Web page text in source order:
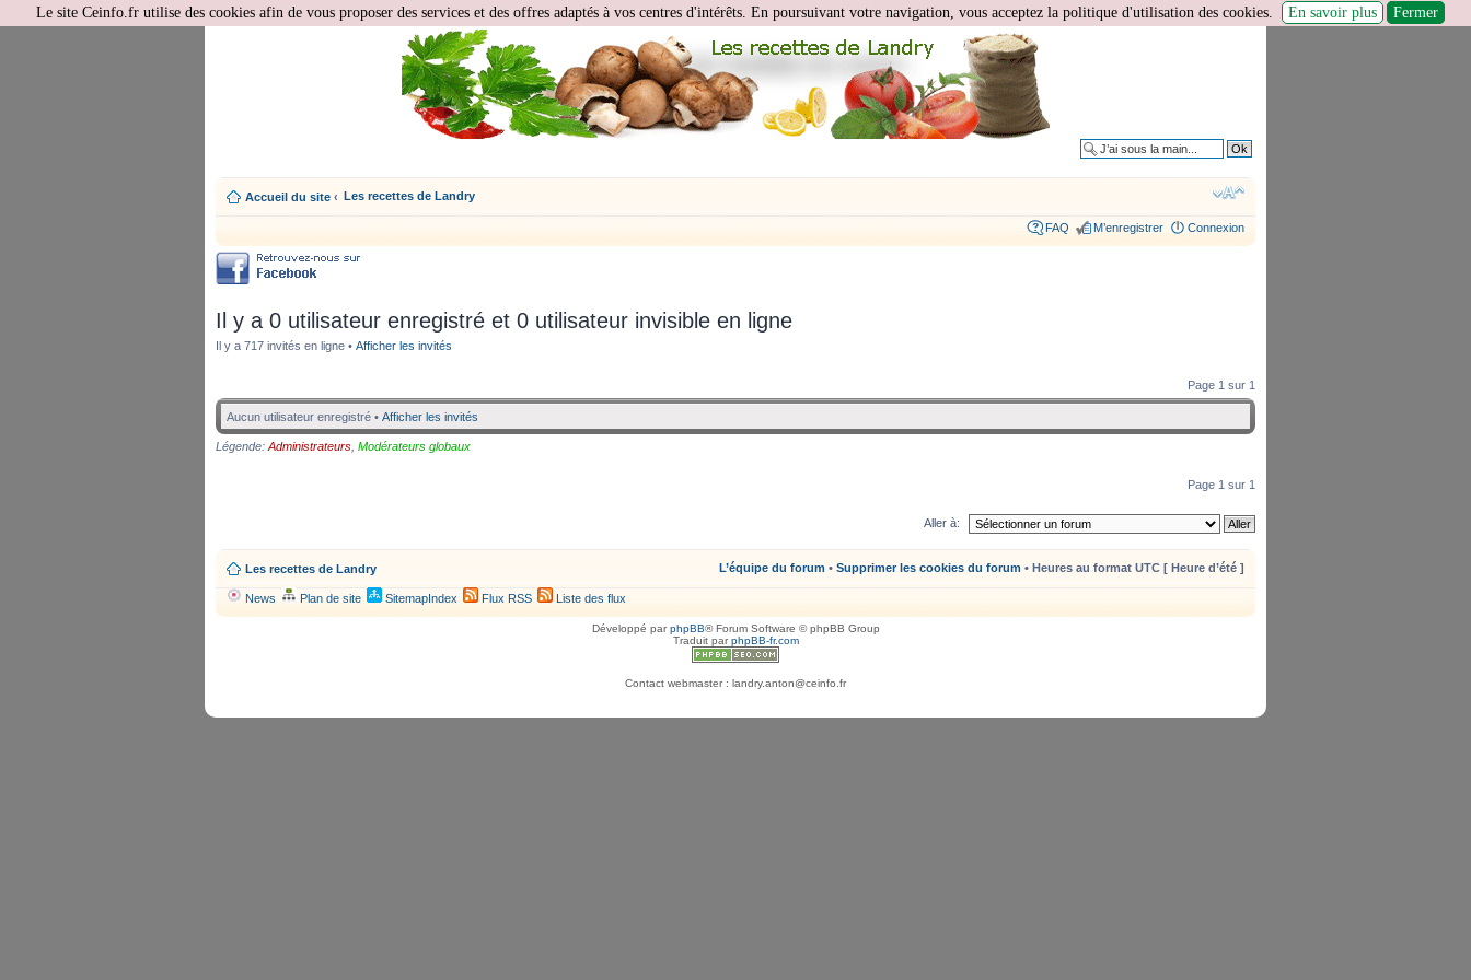
Accueil du site ‹ Les recettes de Landry
FAQ M’enregistrer Connexion
Il y a 0 utilisateur enregistré et 0 utilisateur invisible en ligne
Il y a 717 invités en ligne • Afficher les invités
Page 1 sur 1
Aucun utilisateur enregistré • Afficher les invités
Légende: Administrateurs Modérateurs globaux
Page 1 sur 1
Aller à:
Les recettes de Landry L’équipe du forum • Supprimer les cookies du forum • Heures au format UTC [ Heure d’été ]
News Plan de site SitemapIndex Flux RSS Liste des flux
Développé parphpBB® Forum Software © phpBB Group
Traduit parphpBB-fr.com
Contact webmaster : landry.anton@ceinfo.fr
Le site Ceinfo.fr utilise des cookies afin de vous proposer des services et des offres adaptés à vos centres d'intérêts. En poursuivant votre navigation, vous acceptez la politique d'utilisation des cookies. En savoir plus Fermer